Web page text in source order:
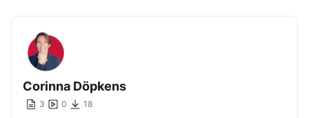
Corinna Döpkens
3 0 18